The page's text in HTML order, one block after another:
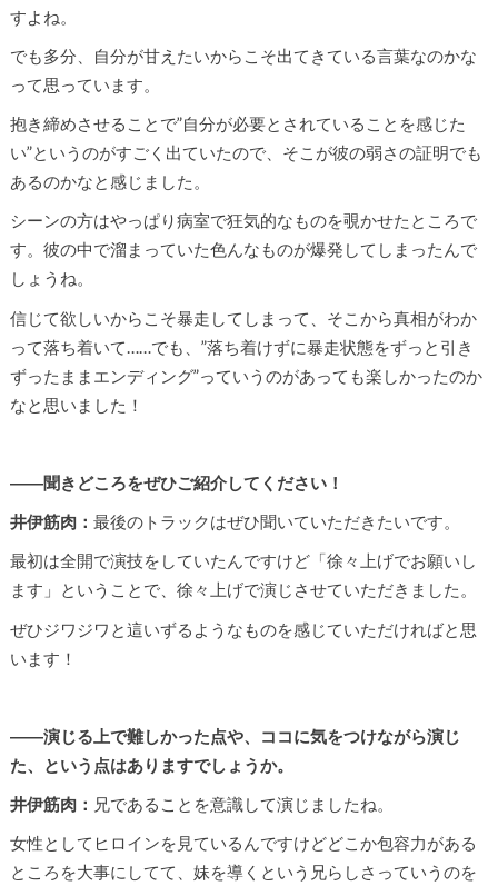
すよね。
でも多分、自分が甘えたいからこそ出てきている言葉なのかな
って思っています。
抱き締めさせることで”自分が必要とされていることを感じた
い”というのがすごく出ていたので、そこが彼の弱さの証明でも
あるのかなと感じました。
シーンの方はやっぱり病室で狂気的なものを覗かせたところで
す。彼の中で溜まっていた色んなものが爆発してしまったんで
しょうね。
信じて欲しいからこそ暴走してしまって、そこから真相がわか
って落ち着いて……でも、”落ち着けずに暴走状態をずっと引き
ずったままエンディング”っていうのがあっても楽しかったのか
なと思いました！
――聞きどころをぜひご紹介してください！
井伊筋肉： 最後のトラックはぜひ聞いていただきたいです。
最初は全開で演技をしていたんですけど「徐々上げでお願いし
ます」ということで、徐々上げで演じさせていただきました。
ぜひジワジワと這いずるようなものを感じていただければと思
います！
――演じる上で難しかった点や、ココに気をつけながら演じ
た、という点はありますでしょうか。
井伊筋肉： 兄であることを意識して演じましたね。
女性としてヒロインを見ているんですけどどこか包容力がある
ところを大事にしてて、妹を導くという兄らしさっていうのを